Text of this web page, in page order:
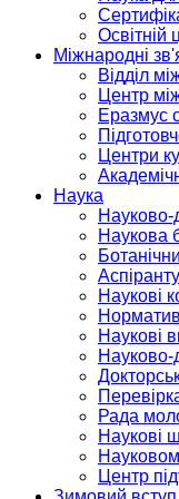
Освітній
Міжнародні
Відділ
Центр
Еразмус
Центри
Наука
Науково-
Наукова
Наукові
Наукові
Науково-
Рада
Наукові
Центр